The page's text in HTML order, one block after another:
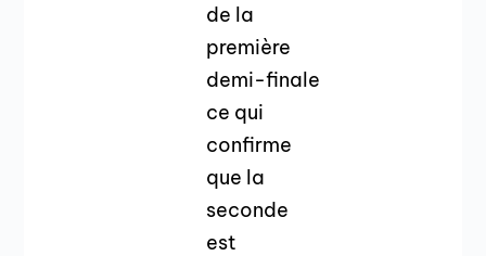
de la
première
demi-finale
ce qui
confirme
que la
seconde
est